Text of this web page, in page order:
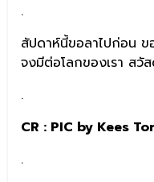
.
สัปดาห์นี้ขอลาไปก่อน
จงมีต่อโลกของเรา สวั
.
CR : PIC by Kees
.